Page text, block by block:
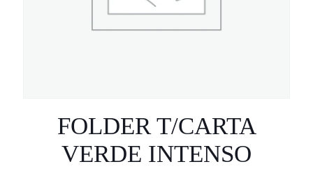
FOLDER T/CARTA
VERDE INTENSO